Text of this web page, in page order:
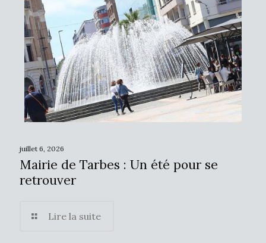
juillet 6, 2026
Mairie de Tarbes : Un été pour se
retrouver
Lire la suite